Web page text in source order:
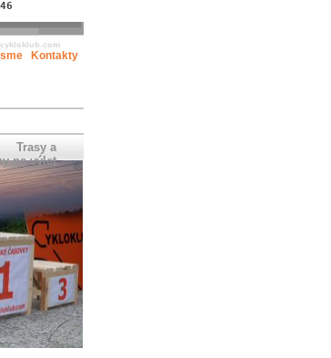
Kontakty
Trasy a
na výlet